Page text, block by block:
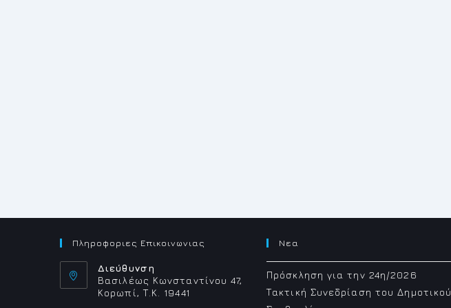
Πληροφοριες Επικοινωνιας
Διεύθυνση
Βασιλέως Κωνσταντίνου 47,
Κορωπί, Τ.Κ. 19441
Νεα
Πρόσκληση για την 24η/2026
Τακτική Συνεδρίαση του Δημοτικού